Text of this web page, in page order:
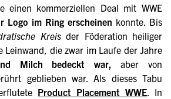
einen kommerziellen Deal mit WWE
Logo im Ring erscheinen konnte. Bis
Kreisder Föderation heiliger
Leinwand, die zwar im Laufe der Jahre
Milch bedeckt war, aber von
geblieben war. Als dieses Tabu
Product Placement WWE. In